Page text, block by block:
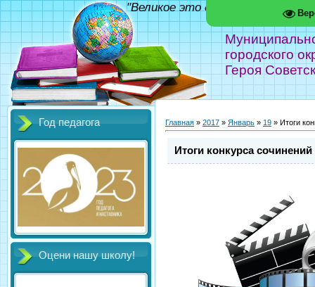
городского
Героя
"Великое это дело - школа!"
Год педагога
Оцени нашу школу!
Главная » 2017 » Январь » 19 » Итоги
Итоги конкурса